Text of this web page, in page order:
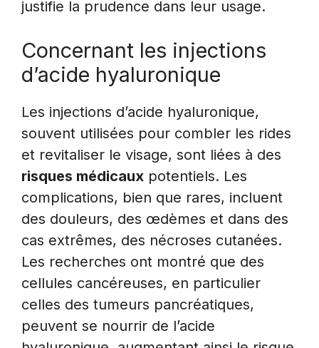
justifie la prudence dans leur usage.
Concernant les injections
d’acide hyaluronique
Les injections d’acide hyaluronique,
souvent utilisées pour combler les rides
et revitaliser le visage, sont liées à des
risques médicaux potentiels. Les
complications, bien que rares, incluent
des douleurs, des œdèmes et dans des
cas extrêmes, des nécroses cutanées.
Les recherches ont montré que des
cellules cancéreuses, en particulier
celles des tumeurs pancréatiques,
peuvent se nourrir de l’acide